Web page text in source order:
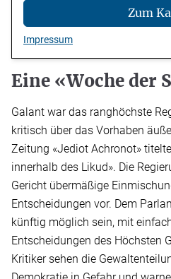
Zum
Impressum
Eine «Woche der
Galant war das ranghöchste
kritisch über das Vorhaben
Zeitung «Jediot Achronot»
innerhalb des Likud». Die
Gericht übermäßige
Entscheidungen vor. Dem
künftig möglich sein, mit
Entscheidungen des Höchsten
Kritiker sehen die